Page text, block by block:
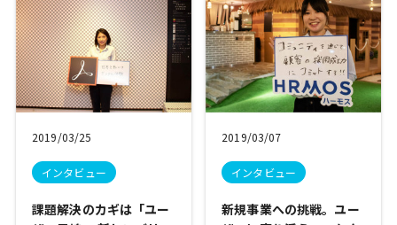
2019/03/25
インタビュー
課題解決のカギは「ユー
2019/03/07
インタビュー
新規事業への挑戦。ユー